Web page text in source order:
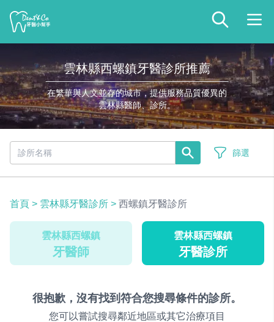
雲林縣西螺鎮牙醫診所推薦
在繁華與人文並存的城市，提供服務品質優異的
雲林縣醫師、診所。
篩選
首頁 > 雲林縣牙醫診所 > 西螺鎮牙醫診所
雲林縣西螺鎮
牙醫師
雲林縣西螺鎮
牙醫診所
很抱歉，沒有找到符合您搜尋條件的診所。
您可以嘗試搜尋鄰近地區或其它治療項目